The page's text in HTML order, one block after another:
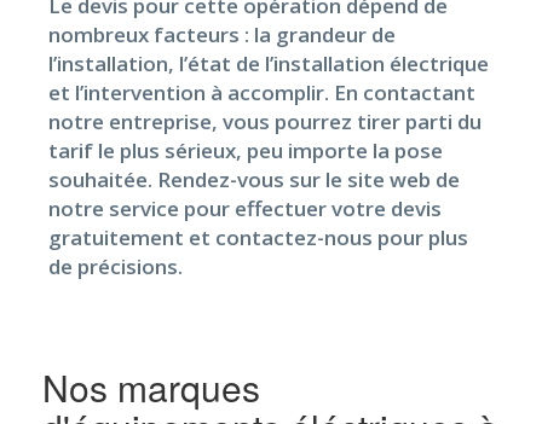
nombreux facteurs : la grandeur de
l’installation, l’état de l’installation électrique
et l’intervention à accomplir. En contactant
notre entreprise, vous pourrez tirer parti du
tarif le plus sérieux, peu importe la pose
souhaitée. Rendez-vous sur le site web de
notre service pour effectuer votre devis
gratuitement et contactez-nous pour plus
de précisions.
Nos marques